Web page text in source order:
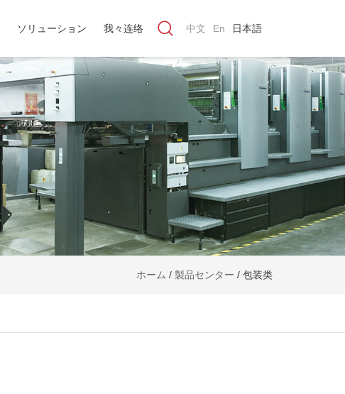
ソリューション 我々连络 中文 En 日本語
ホーム / 製品センター / 包装类